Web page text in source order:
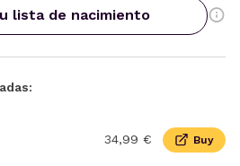
lista de nacimiento
34,99 € Buy